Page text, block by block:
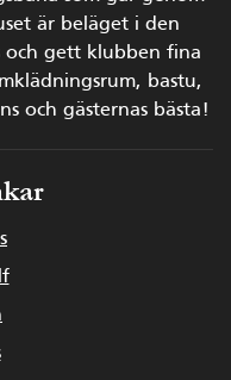
är beläget i den
och gett klubben fina
bastu,
och gästernas bästa!